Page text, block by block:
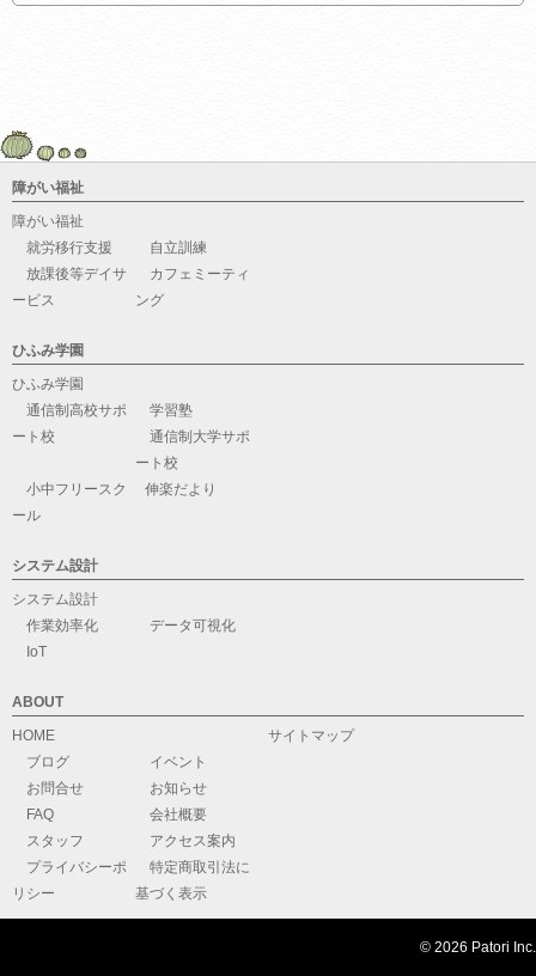
障がい福祉
障がい福祉
就労移行支援
自立訓練
放課後等デイサ
ービス
カフェミーティ
ング
ひふみ学園
ひふみ学園
通信制高校サポ
ート校
学習塾
通信制大学サポ
ート校
小中フリースク
ール
伸楽だより
システム設計
システム設計
作業効率化
データ可視化
IoT
ABOUT
HOME
ブログ
イベント
お問合せ
お知らせ
FAQ
会社概要
スタッフ
アクセス案内
プライバシーポ
リシー
特定商取引法に
基づく表示
サイトマップ
© 2026 Patori Inc.